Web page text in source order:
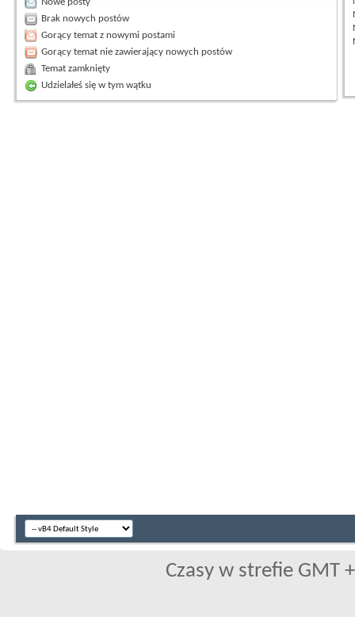
Brak nowych postów
Gorący temat z nowymi postami
Gorący temat nie zawierający nowych postów
Temat zamknięty
Udzielałeś się w tym wątku
Czasy w strefie GMT